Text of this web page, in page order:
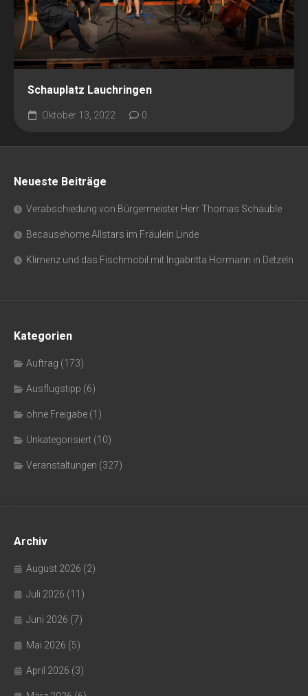
Schauplatz Lauchringen
Oktober 13, 2022 0
Neueste Beiträge
Verabschiedung von Bürgermeister Herr Thomas Schäuble
Becausehome Allstars im Fräulein Linde
Klimenz und das Fischmobil mit Ingabritta Hormann in Detzeln
Kategorien
Auftrag (173)
Ausflugstipp (6)
ohne Freigabe (1)
Unkategorisiert (10)
Veranstaltungen (327)
Archiv
August 2026 (2)
Juli 2026 (11)
Juni 2026 (7)
Mai 2026 (5)
April 2026 (3)